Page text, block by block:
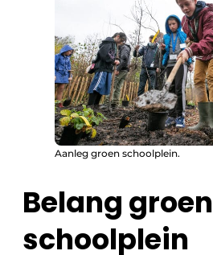
Aanleg groen schoolplein.
Belang groen
schoolplein